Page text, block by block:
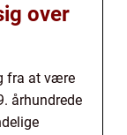
over
fra at være
århundrede